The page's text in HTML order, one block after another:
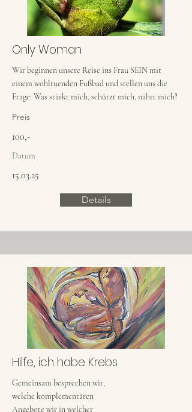
Only Woman
Wir beginnen unsere Reise ins Frau SEIN mit
einem wohltuenden Fußbad und stellen uns die
Frage: Was stärkt mich, schützt mich, nährt mich?
Preis
100,-
Datum
15.03.25
Details
Hilfe, ich habe Krebs
Gemeinsam besprechen wir,
welche komplementären
Angebote wir in welcher